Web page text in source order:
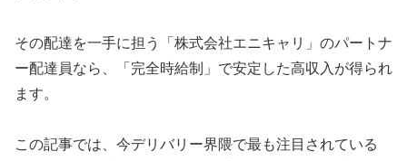
その配達を一手に担う「株式会社エニキャリ」のパートナ
ー配達員なら、「完全時給制」で安定した高収入が得られ
ます。
この記事では、今デリバリー界隈で最も注目されている